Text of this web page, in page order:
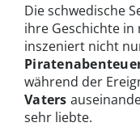
Die schwedische
ihre Geschichte
inszeniert nicht
während der
Vaters
sehr liebte.